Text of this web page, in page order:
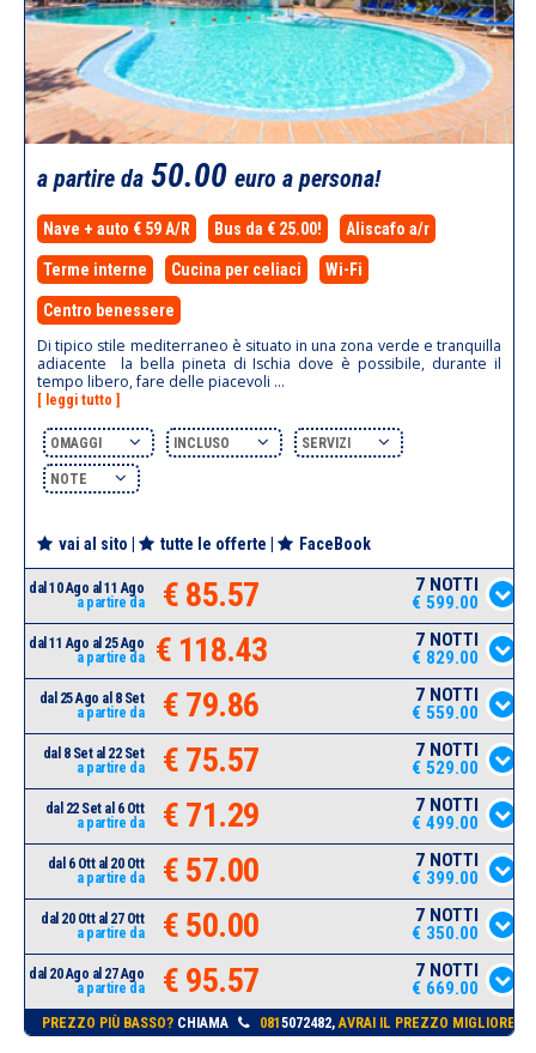
a partire da 50.00 euro a persona!
Nave + auto € 59 A/R Bus da € 25.00! Aliscafo a/r
Terme interne Cucina per celiaci Wi-Fi
Centro benessere
Di tipico stile mediterraneo è situato in una zona verde e tranquilla
adiacente la bella pineta di Ischia dove è possibile, durante il
tempo libero, fare delle piacevoli ...
[ leggi tutto ]
OMAGGI INCLUSO SERVIZI
NOTE
vai al sito tutte le offerte FaceBook
dal 10 Ago al 11 Ago
a partire da
€ 85.57
7 NOTTI
€ 599.00
dal 11 Ago al 25 Ago
a partire da
€ 118.43
7 NOTTI
€ 829.00
dal 25 Ago al 8 Set
a partire da
€ 79.86
7 NOTTI
€ 559.00
dal 8 Set al 22 Set
a partire da
€ 75.57
7 NOTTI
€ 529.00
dal 22 Set al 6 Ott
a partire da
€ 71.29
7 NOTTI
€ 499.00
dal 6 Ott al 20 Ott
a partire da
€ 57.00
7 NOTTI
€ 399.00
dal 20 Ott al 27 Ott
a partire da
€ 50.00
7 NOTTI
€ 350.00
dal 20 Ago al 27 Ago
a partire da
€ 95.57
7 NOTTI
€ 669.00
PREZZO PIÙ BASSO?CHIAMA 081 5072482,AVRAI IL PREZZO MIGLIORE!